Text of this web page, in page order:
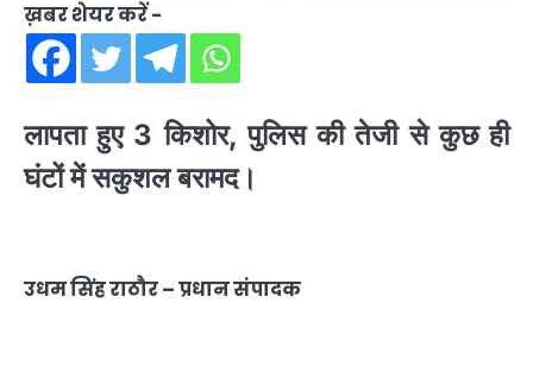
ख़बर शेयर करें -
लापता हुए 3 किशोर, पुलिस की तेजी से कुछ ही
घंटों में सकुशल बरामद।
उधम सिंह राठौर – प्रधान संपादक